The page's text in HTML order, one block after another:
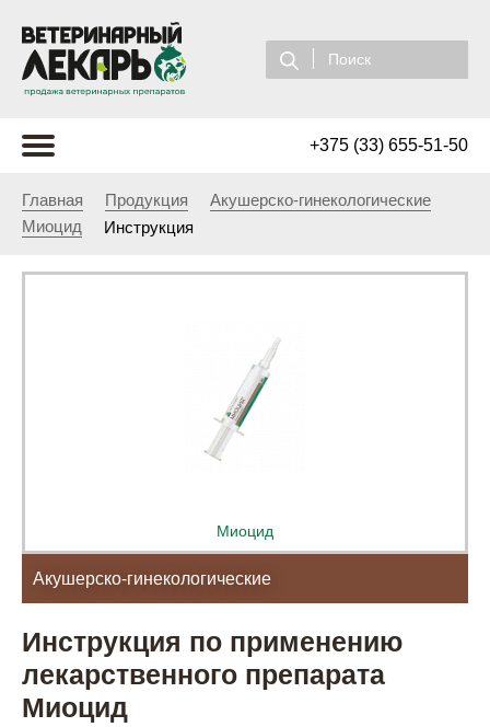
+375 (33) 655-51-50
Главная Продукция
Акушерско-гинекологические
Миоцид
Инструкция
Миоцид
Акушерско-гинекологические
Инструкция по применению
лекарственного препарата
Миоцид